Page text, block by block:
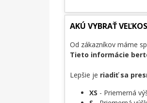
AKÚ VYBRAŤ
Od zákazníkov máme
Tieto informácie
Lepšie je riadiť sa
XS - Priemerná